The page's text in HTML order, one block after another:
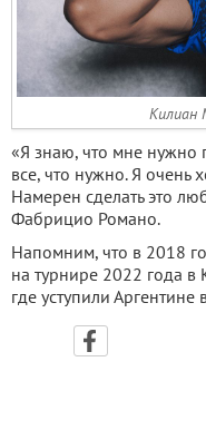
Килиан
«Я знаю, что мне нужно
все, что нужно. Я очень
Намерен сделать это
Фабрицио Романо.
Напомним, что в 2018
на турнире 2022 года
где уступили Аргентине